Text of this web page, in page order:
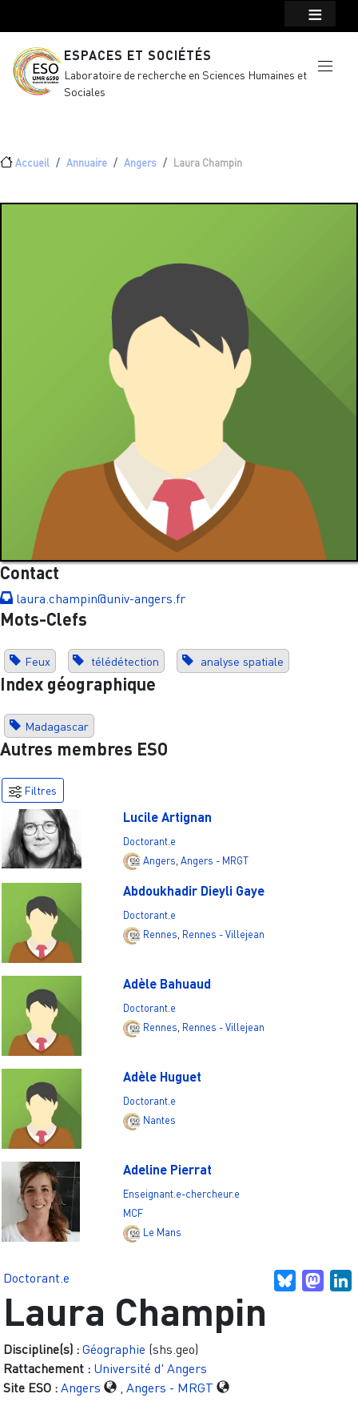
ESPACES ET SOCIÉTÉS
Laboratoire de recherche en Sciences Humaines et
Sociales
Fil d'Ariane
Accueil Annuaire Angers Laura Champin
Contact
laura.champin@univ-angers.fr
Mots-Clefs
Feux télédétection analyse spatiale
Index géographique
Madagascar
Autres membres ESO
Filtres
Lucile Artignan
Doctorant.e
Angers Angers - MRGT
Abdoukhadir Dieyli Gaye
Doctorant.e
Rennes, Rennes - Villejean
Adèle Bahuaud
Doctorant.e
Rennes, Rennes - Villejean
Adèle Huguet
Doctorant.e
Nantes
Adeline Pierrat
Enseignant.e-chercheur.e
MCF
Le Mans
Bluesky
Doctorant.e
Laura Champin
Discipline(s) : Géographie (shs.geo)
Rattachement : Université d' Angers
Site ESO : Angers Angers - MRGT